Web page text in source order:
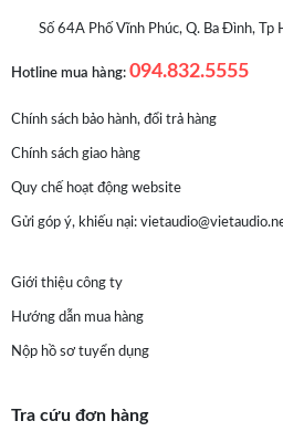
Số 64A Phố Vĩnh Phúc, Q. Ba Đình, Tp
Hotline mua hàng: 094.832.5555
Chính sách bảo hành, đổi trả hàng
Chính sách giao hàng
Quy chế hoạt động website
Gửi góp ý, khiếu nại:
Giới thiệu công ty
Hướng dẫn mua hàng
Nộp hồ sơ tuyển dụng
Tra cứu đơn hàng